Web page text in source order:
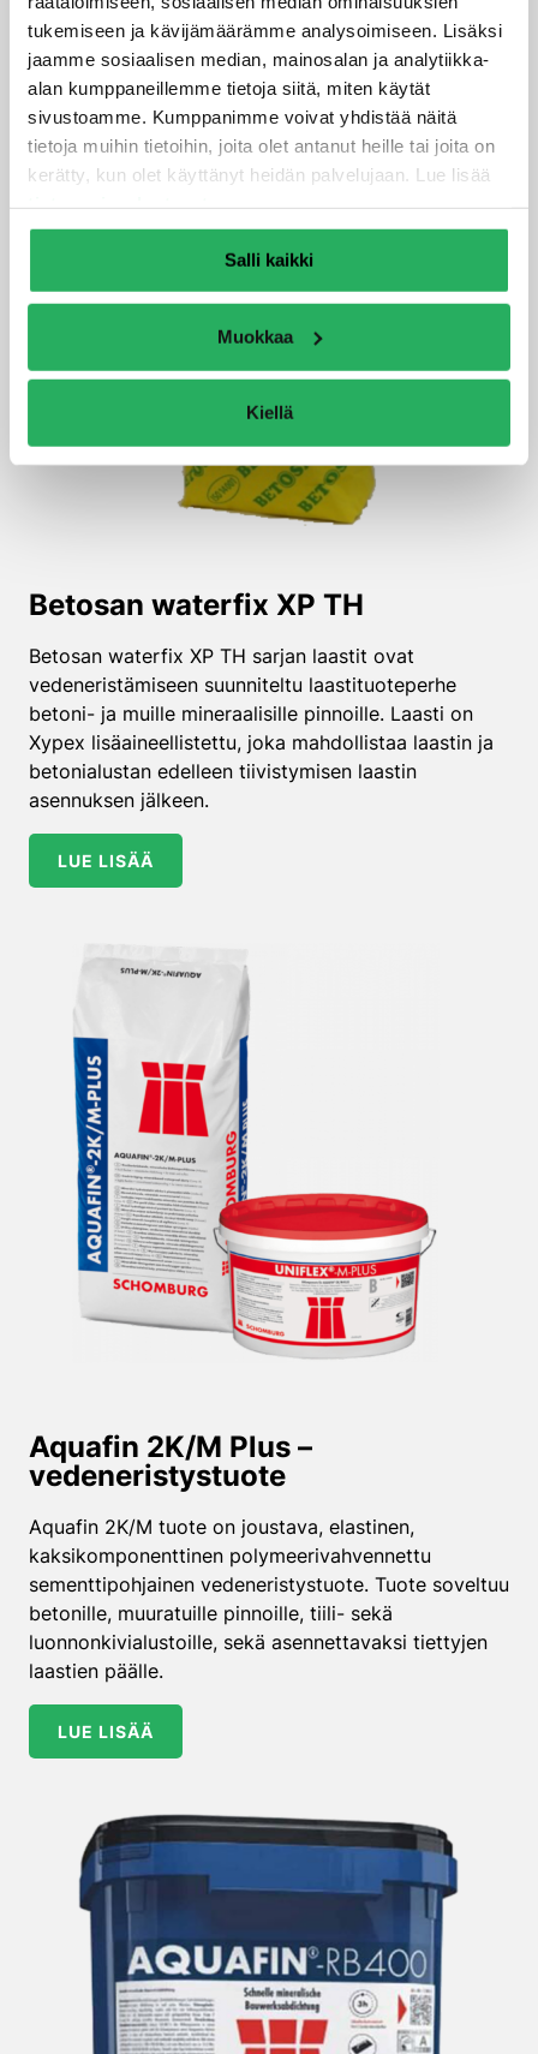
tukemiseen ja kävijämäärämme analysoimiseen. Lisäksi
jaamme sosiaalisen median, mainosalan ja analytiikka-
alan kumppaneillemme tietoja siitä, miten käytät
sivustoamme. Kumppanimme voivat yhdistää näitä
tietoja muihin tietoihin, joita olet antanut heille tai joita on
kerätty, kun olet käyttänyt heidän palvelujaan. Lue lisää
Salli kaikki
Muokkaa
Kiellä
Betosan waterfix XP TH
Betosan waterfix XP TH sarjan laastit ovat
vedeneristämiseen suunniteltu laastituoteperhe
betoni- ja muille mineraalisille pinnoille. Laasti on
Xypex lisäaineellistettu, joka mahdollistaa laastin ja
betonialustan edelleen tiivistymisen laastin
asennuksen jälkeen.
LUE LISÄÄ
Aquafin 2K/M Plus –
vedeneristys­tuote
Aquafin 2K/M tuote on joustava, elastinen,
kaksikomponenttinen polymeerivahvennettu
sementtipohjainen vedeneristystuote. Tuote soveltuu
betonille, muuratuille pinnoille, tiili- sekä
luonnonkivialustoille, sekä asennettavaksi tiettyjen
laastien päälle.
LUE LISÄÄ